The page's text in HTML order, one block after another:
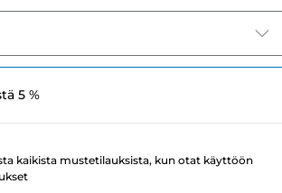
5 %
kaikista mustetilauksista, kun otat käyttöön